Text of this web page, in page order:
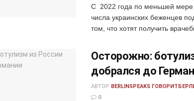
С 2022 года по меньшей мере
числа украинских беженцев
том, что хотят получить
Осторожно:
добрался до
АВТОР BERLINSPEAKS
0